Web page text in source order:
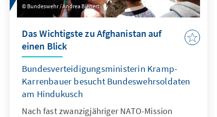
Bundeswehr / Andrea Bienert
Das Wichtigste zu Afghanistan auf
einen Blick
Bundesverteidigungsministerin Kramp-
Karrenbauer besucht Bundeswehrsoldaten
am Hindukusch
Nach fast zwanzigjähriger NATO-Mission